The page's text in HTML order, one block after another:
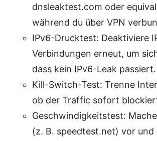
dnsleaktest.com oder
während du über VPN
IPv6-Drucktest: Deaktiviere
Verbindungen erneut, um
dass kein IPv6-Leak passiert.
Kill-Switch-Test: Trenne
ob der Traffic sofort
Geschwindigkeitstest:
(z. B. speedtest.net) vor und